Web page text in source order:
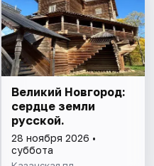
Великий Новгород:
сердце земли
русской.
28 ноября 2026 •
суббота